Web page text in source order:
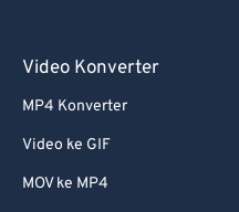
Video Konverter
MP4 Konverter
Video ke GIF
MOV ke MP4